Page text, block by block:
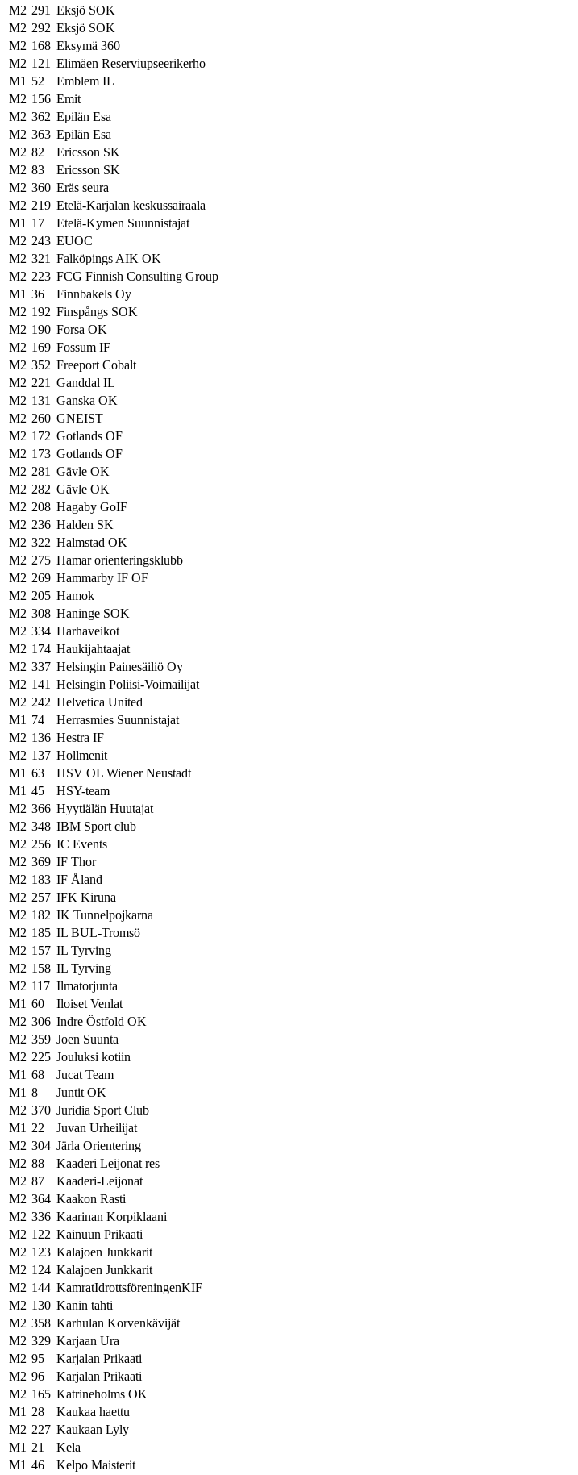
M2 291 Eksjö SOK
M2 292 Eksjö SOK
M2 168 Eksymä 360
M2 121 Elimäen Reserviupseerikerho
M1 52
Emblem IL
M2 156 Emit
M2 362 Epilän Esa
M2 363 Epilän Esa
M2 82
Ericsson SK
M2 83
Ericsson SK
M2 360 Eräs seura
M2 219 Etelä-Karjalan keskussairaala
M1 17
Etelä-Kymen Suunnistajat
M2 243 EUOC
M2 321 Falköpings AIK OK
M2 223 FCG Finnish Consulting Group
M1 36
Finnbakels Oy
M2 192 Finspångs SOK
M2 190 Forsa OK
M2 169 Fossum IF
M2 352 Freeport Cobalt
M2 221 Ganddal IL
M2 131 Ganska OK
M2 260 GNEIST
M2 172 Gotlands OF
M2 173 Gotlands OF
M2 281 Gävle OK
M2 282 Gävle OK
M2 208 Hagaby GoIF
M2 236 Halden SK
M2 322 Halmstad OK
M2 275 Hamar orienteringsklubb
M2 269 Hammarby IF OF
M2 205 Hamok
M2 308 Haninge SOK
M2 334 Harhaveikot
M2 174 Haukijahtaajat
M2 337 Helsingin Painesäiliö Oy
M2 141 Helsingin Poliisi-Voimailijat
M2 242 Helvetica United
M1 74
Herrasmies Suunnistajat
M2 136 Hestra IF
M2 137 Hollmenit
M1 63
HSV OL Wiener Neustadt
M1 45
HSY-team
M2 366 Hyytiälän Huutajat
M2 348 IBM Sport club
M2 256 IC Events
M2 369 IF Thor
M2 183 IF Åland
M2 257 IFK Kiruna
M2 182 IK Tunnelpojkarna
M2 185 IL BUL-Tromsö
M2 157 IL Tyrving
M2 158 IL Tyrving
M2 117 Ilmatorjunta
M1 60
Iloiset Venlat
M2 306 Indre Östfold OK
M2 359 Joen Suunta
M2 225 Jouluksi kotiin
M1 68
Jucat Team
M1 8
Juntit OK
M2 370 Juridia Sport Club
M1 22
Juvan Urheilijat
M2 304 Järla Orientering
M2 88
Kaaderi Leijonat res
M2 87
Kaaderi-Leijonat
M2 364 Kaakon Rasti
M2 336 Kaarinan Korpiklaani
M2 122 Kainuun Prikaati
M2 123 Kalajoen Junkkarit
M2 124 Kalajoen Junkkarit
M2 144 KamratIdrottsföreningenKIF
M2 130 Kanin tahti
M2 358 Karhulan Korvenkävijät
M2 329 Karjaan Ura
M2 95
Karjalan Prikaati
M2 96
Karjalan Prikaati
M2 165 Katrineholms OK
M1 28
Kaukaa haettu
M2 227 Kaukaan Lyly
M1 21
Kela
M1 46 Kelpo Maisterit